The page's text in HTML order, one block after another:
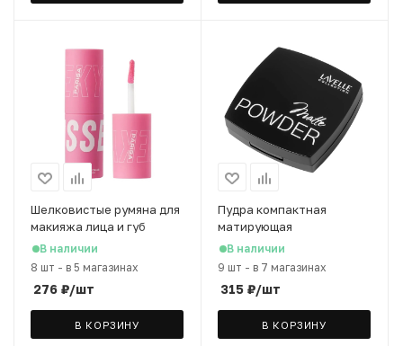
Шелковистые румяна для
макияжа лица и губ
PARISA Cheeky Kisses
т.07, 3,5 мл
В наличии
8 шт - в 5 магазинах
276 ₽/шт
В КОРЗИНУ
Пудра компактная
матирующая
LavelleCollection Powder
Matte тон 04 бежевый, 8 г
В наличии
9 шт - в 7 магазинах
315 ₽/шт
В КОРЗИНУ